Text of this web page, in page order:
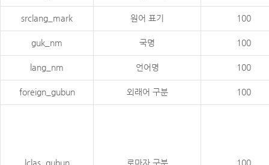
srclang_mark 원어 표기 100
guk_nm 국명 100
lang_nm 언어명 100
foreign_gubun 외래어 구분 100
lclas_gubun 로마자 구분 100